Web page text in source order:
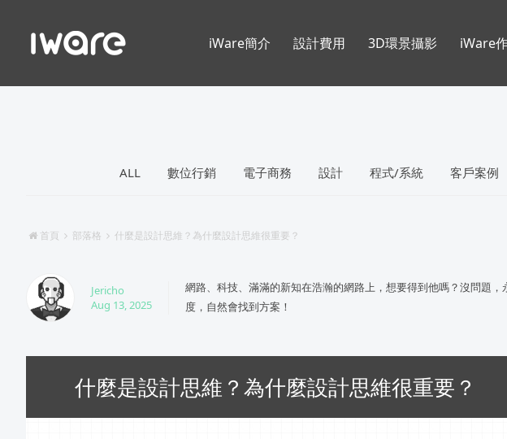
ALL 數位行銷 電子商務 設計 程式/系統 客戶案例
首頁 部落格 什麼是設計思維？為什麼設計思維很重要？
Jericho
Aug 13, 2025
網路、科技、滿滿的新知在浩瀚的網路上，想要得到他嗎？沒問題，
度，自然會找到方案！
什麼是設計思維？為什麼設計思維很重要？